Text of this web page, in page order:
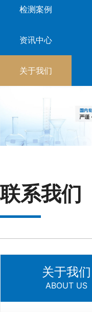
检测案例
资讯中心
关于我们
联系我们
关于我们
ABOUT US